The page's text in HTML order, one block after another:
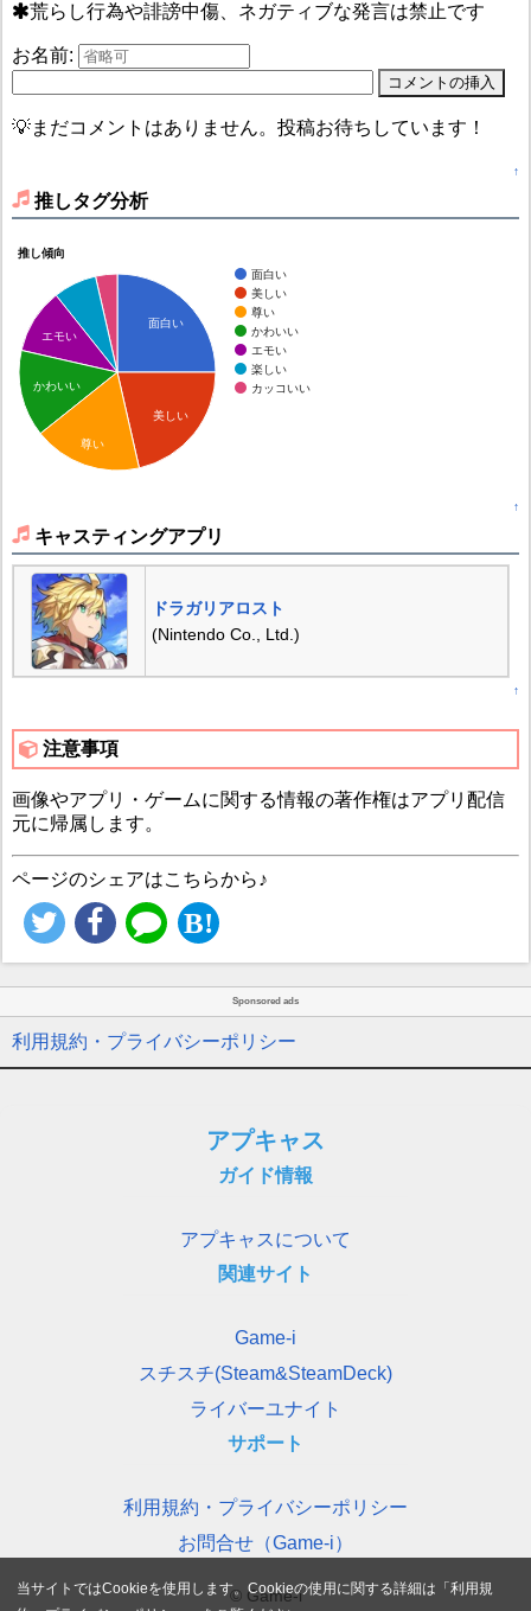
荒らし行為や誹謗中傷、ネガティブな発言は禁止です
お名前:
💡まだコメントはありません。投稿お待ちしています！
↑
推しタグ分析
推し傾向
面白い
美しい
尊い
かわいい
エモい
楽しい
カッコいい
面白い
美しい
エモい
かわいい
尊い
↑
キャスティングアプリ
ドラガリアロスト
(Nintendo Co., Ltd.)
↑
注意事項
画像やアプリ・ゲームに関する情報の著作権はアプリ配信
元に帰属します。
ページのシェアはこちらから♪
Sponsored ads
利用規約・プライバシーポリシー
アプキャス
ガイド情報
アプキャスについて
関連サイト
Game-i
スチスチ(Steam&SteamDeck)
ライバーユナイト
サポート
利用規約・プライバシーポリシー
お問合せ（Game-i）
© Game-i
当サイトではCookieを使用します。Cookieの使用に関する詳細は「利用規